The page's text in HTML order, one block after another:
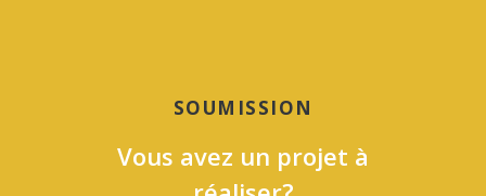
SOUMISSION
Vous avez un projet à